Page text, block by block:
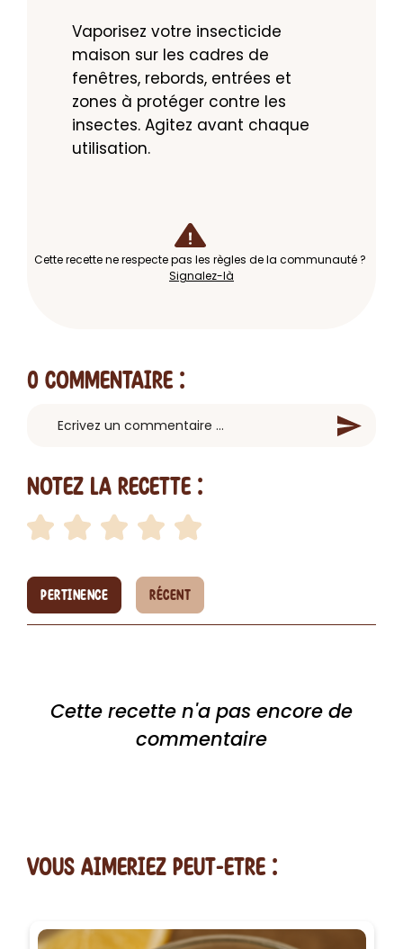
Vaporisez votre insecticide
maison sur les cadres de
fenêtres, rebords, entrées et
zones à protéger contre les
insectes. Agitez avant chaque
utilisation.
Cette recette ne respecte pas les règles de la communauté ?
Signalez-là
0 Commentaire :
Notez la recette :
PERTINENCE RÉCENT
Cette recette n'a pas encore de
commentaire
vous AIMERiEZ PEUT-ETRE :